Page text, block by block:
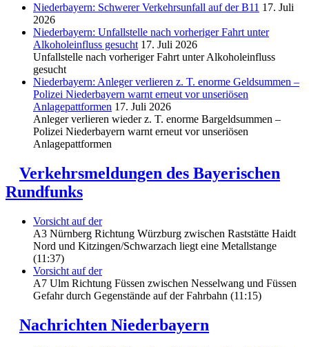
Niederbayern: Schwerer Verkehrsunfall auf der B11 17. Juli
2026
Niederbayern: Unfallstelle nach vorheriger Fahrt unter
Alkoholeinfluss gesucht 17. Juli 2026
Unfallstelle nach vorheriger Fahrt unter Alkoholeinfluss
gesucht
Niederbayern: Anleger verlieren z. T. enorme Geldsummen –
Polizei Niederbayern warnt erneut vor unseriösen
Anlagepattformen 17. Juli 2026
Anleger verlieren wieder z. T. enorme Bargeldsummen –
Polizei Niederbayern warnt erneut vor unseriösen
Anlagepattformen
Verkehrsmeldungen des Bayerischen
Rundfunks
Vorsicht auf der
A3 Nürnberg Richtung Würzburg zwischen Raststätte Haidt
Nord und Kitzingen/Schwarzach liegt eine Metallstange
(11:37)
Vorsicht auf der
A7 Ulm Richtung Füssen zwischen Nesselwang und Füssen
Gefahr durch Gegenstände auf der Fahrbahn (11:15)
Nachrichten Niederbayern